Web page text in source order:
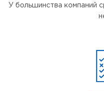
У большинства компаний